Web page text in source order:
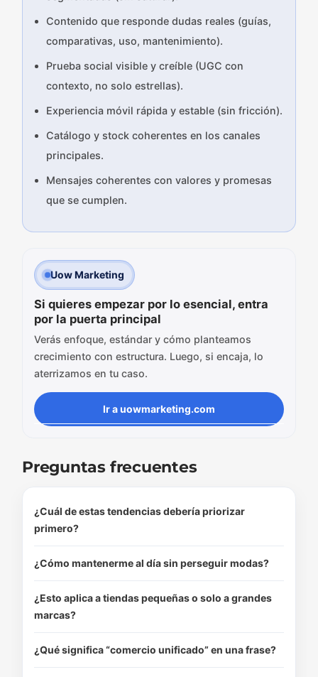
Contenido que responde dudas reales (guías,
comparativas, uso, mantenimiento).
Prueba social visible y creíble (UGC con
contexto, no solo estrellas).
Experiencia móvil rápida y estable (sin fricción).
Catálogo y stock coherentes en los canales
principales.
Mensajes coherentes con valores y promesas
que se cumplen.
Uow Marketing
Si quieres empezar por lo esencial, entra
por la puerta principal
Verás enfoque, estándar y cómo planteamos
crecimiento con estructura. Luego, si encaja, lo
aterrizamos en tu caso.
Ir a uowmarketing.com
Preguntas frecuentes
¿Cuál de estas tendencias debería priorizar
primero?
¿Cómo mantenerme al día sin perseguir modas?
¿Esto aplica a tiendas pequeñas o solo a grandes
marcas?
¿Qué significa “comercio unificado” en una frase?